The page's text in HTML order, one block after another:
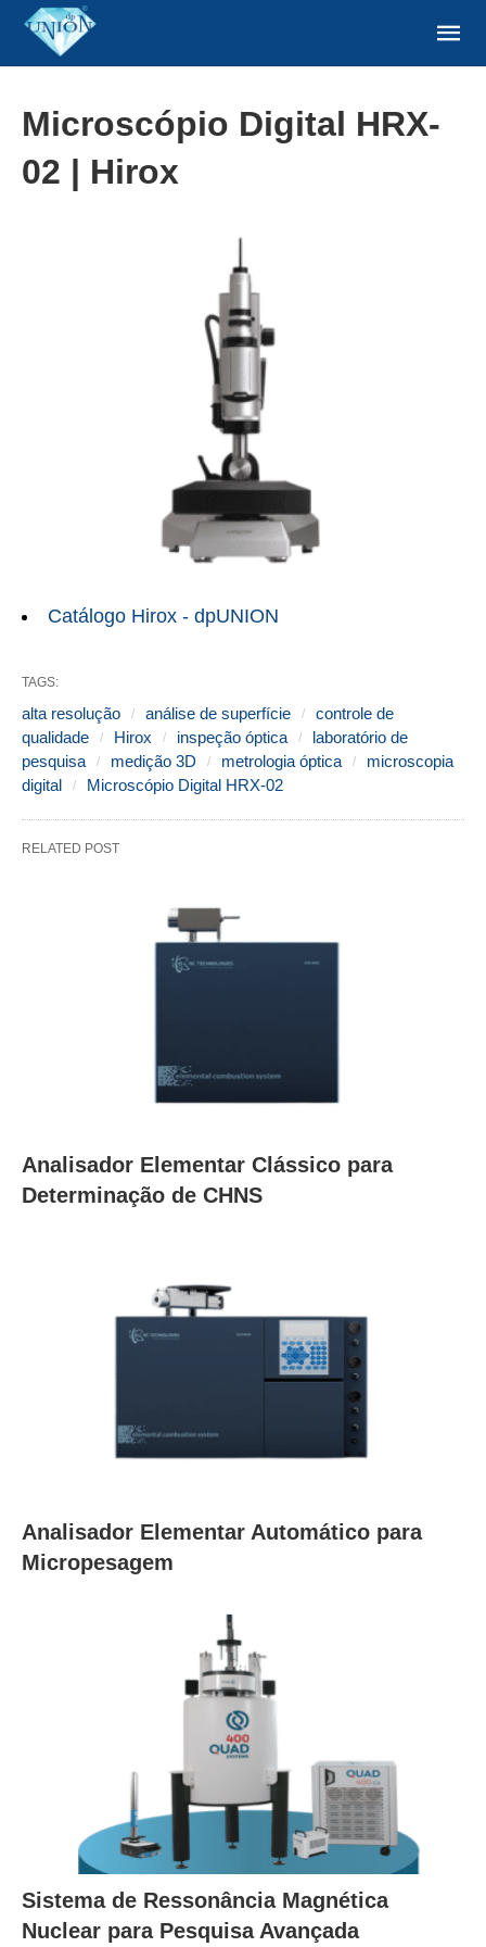
Microscópio Digital HRX-
02 | Hirox
Catálogo Hirox - dpUNION
TAGS:
alta resolução análise de superfície
controle de
qualidade
Hirox inspeção óptica
laboratório de
pesquisa
medição 3D metrologia óptica
microscopia
digital
Microscópio Digital HRX-02
RELATED POST
Analisador Elementar Clássico para
Determinação de CHNS
Analisador Elementar Automático para
Micropesagem
Sistema de Ressonância Magnética
Nuclear para Pesquisa Avançada